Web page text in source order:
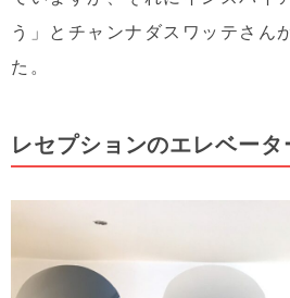
う」とチャンナダスワッテさん
た。
レセプションのエレベー